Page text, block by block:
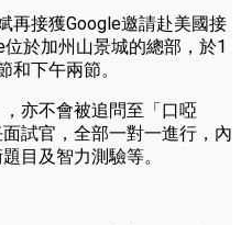
再接獲Google邀請赴美國接
於加州山景城的總部，於1
和下午兩節。
亦不會被追問至「口啞
試官，全部一對一進行，內
目及智力測驗等。